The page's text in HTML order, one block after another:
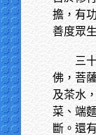
擔，有
善度眾
三
佛，菩
及茶水
菜、端
斷。還